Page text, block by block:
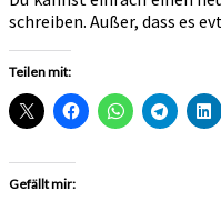
schreiben. Außer, dass es
Teilen mit:
Gefällt mir: